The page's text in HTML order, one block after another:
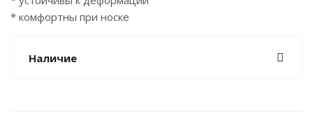
* комфортны при носке
Наличие